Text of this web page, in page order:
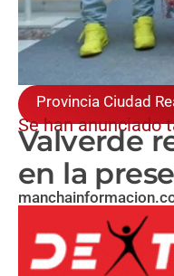
Provincia Ciudad
Se han anunciado
Valverde
en la